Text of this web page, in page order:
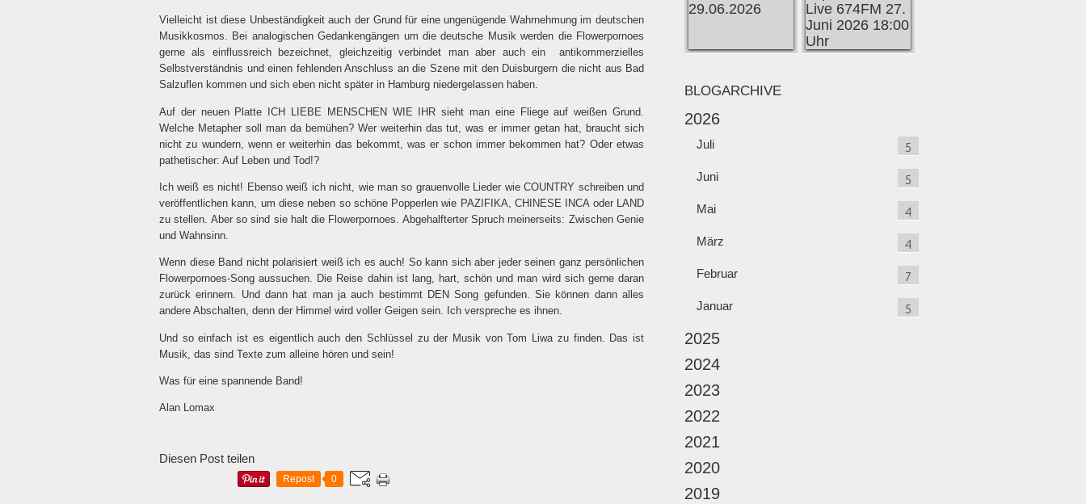
Vielleicht ist diese Unbeständigkeit auch der Grund für eine ungenügende Wahrnehmung im deutschen
Musikkosmos. Bei analogischen Gedankengängen um die deutsche Musik werden die Flowerpornoes
gerne als einflussreich bezeichnet, gleichzeitig verbindet man aber auch ein
antikommerzielles
Selbstverständnis und einen fehlenden Anschluss an die Szene mit den Duisburgern die nicht aus Bad
Salzuflen kommen und sich eben nicht später in Hamburg niedergelassen haben.
Auf der neuen Platte ICH LIEBE MENSCHEN WIE IHR sieht man eine Fliege auf weißen Grund.
Welche Metapher soll man da bemühen? Wer weiterhin das tut, was er immer getan hat, braucht sich
nicht zu wundern, wenn er weiterhin das bekommt, was er schon immer bekommen hat? Oder etwas
pathetischer: Auf Leben und Tod!?
Ich weiß es nicht! Ebenso weiß ich nicht, wie man so grauenvolle Lieder wie COUNTRY schreiben und
veröffentlichen kann, um diese neben so schöne Popperlen wie PAZIFIKA, CHINESE INCA oder LAND
zu stellen. Aber so sind sie halt die Flowerpornoes. Abgehalfterter Spruch meinerseits: Zwischen Genie
und Wahnsinn.
Wenn diese Band nicht polarisiert weiß ich es auch! So kann sich aber jeder seinen ganz persönlichen
Flowerpornoes-Song aussuchen. Die Reise dahin ist lang, hart, schön und man wird sich gerne daran
zurück erinnern. Und dann hat man ja auch bestimmt DEN Song gefunden. Sie können dann alles
andere Abschalten, denn der Himmel wird voller Geigen sein. Ich verspreche es ihnen.
Und so einfach ist es eigentlich auch den Schlüssel zu der Musik von Tom Liwa zu finden. Das ist
Musik, das sind Texte zum alleine hören und sein!
Was für eine spannende Band!
Alan Lomax
Diesen Post teilen
Repost 0
BLOGARCHIVE
2026
Juli 5
Juni 5
Mai 4
März 4
Februar 7
Januar 5
2025
2024
2023
2022
2021
2020
2019